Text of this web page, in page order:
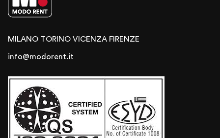
MILANO TORINO VICENZA FIRENZE
info@modorent.it